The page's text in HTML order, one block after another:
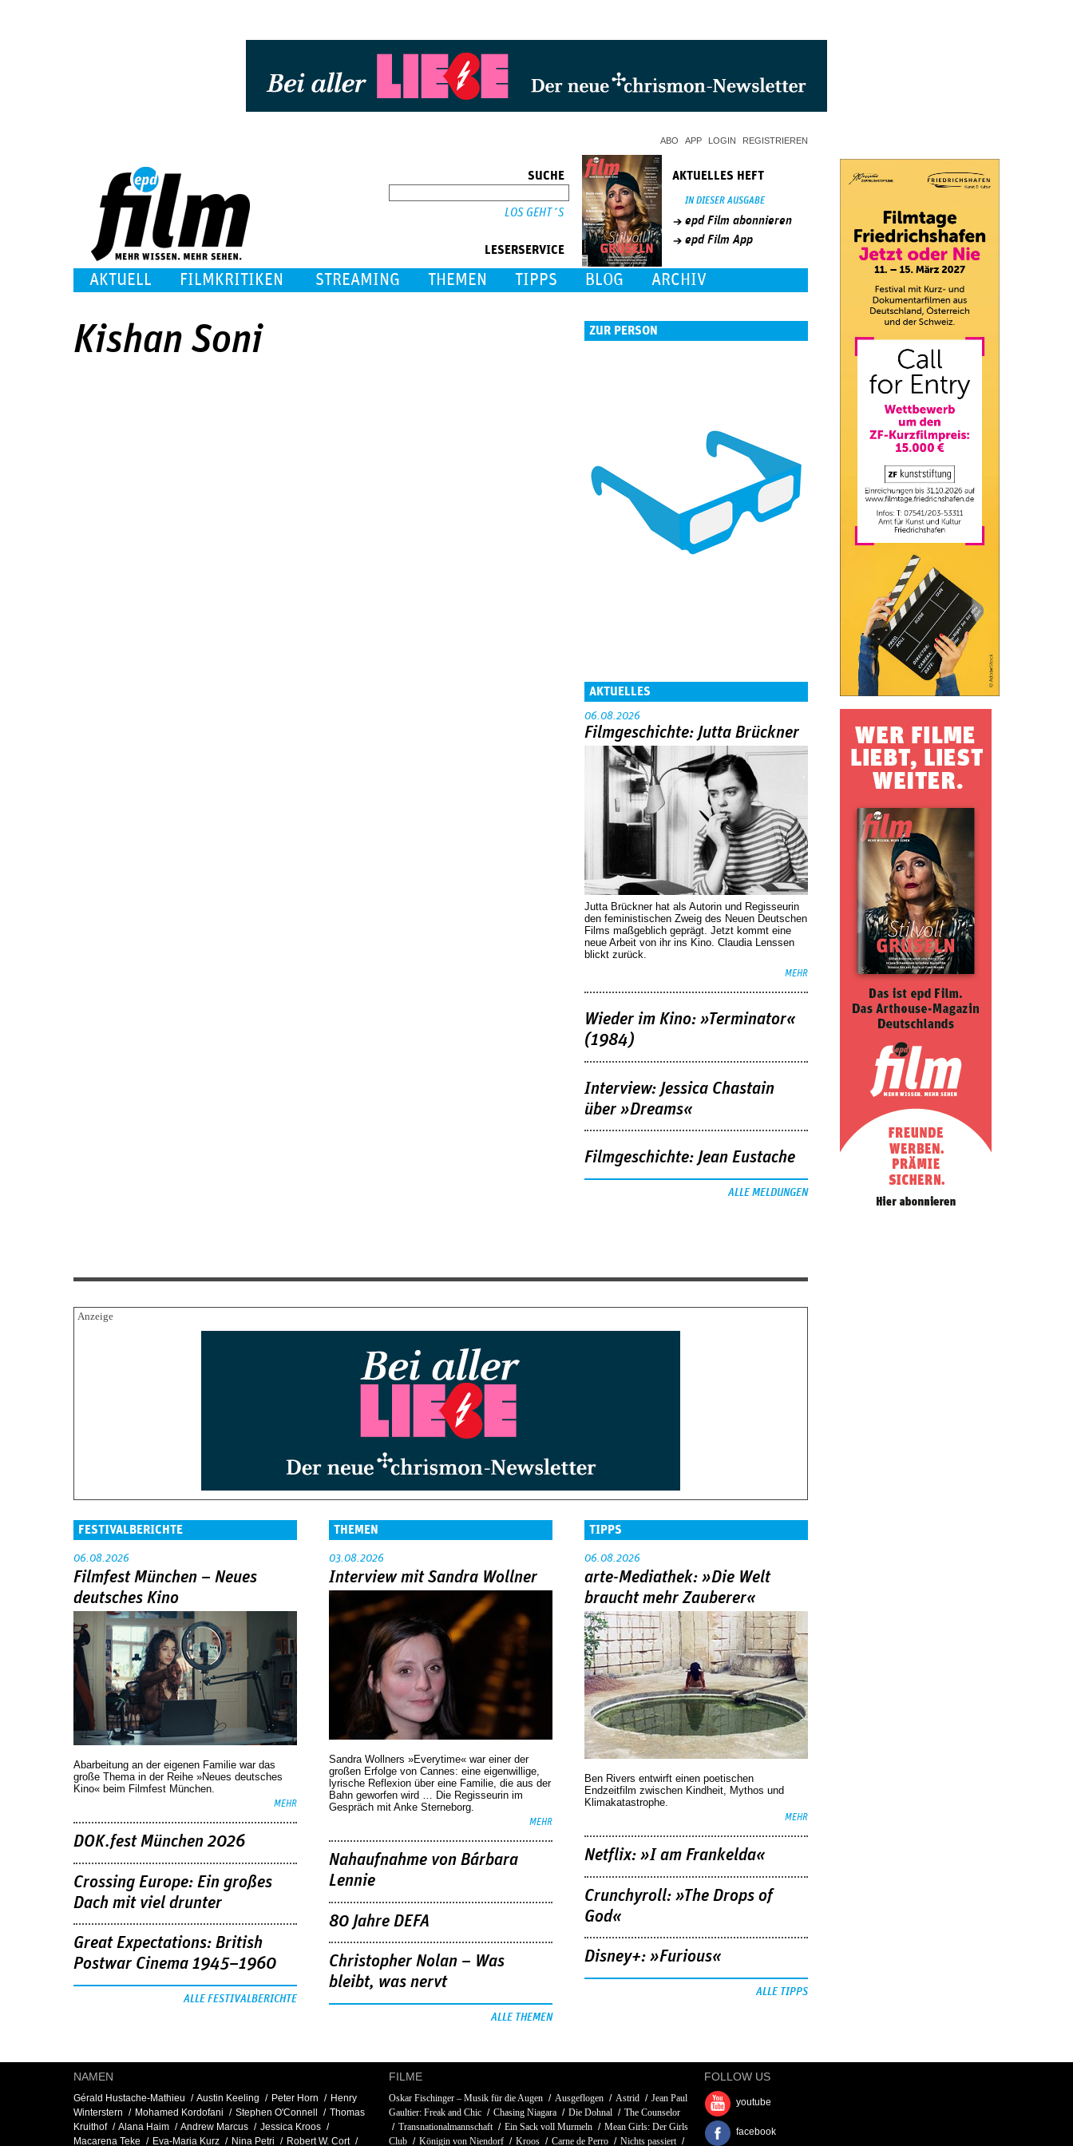
ABO APP LOGIN REGISTRIEREN
SUCHE
LESERSERVICE
AKTUELLES HEFT
IN DIESER AUSGABE
epd Film abonnieren
epd Film App
AKTUELL FILMKRITIKEN STREAMING THEMEN TIPPS BLOG ARCHIV
Kishan Soni ZUR PERSON
AKTUELLES
06.08.2026
Filmgeschichte: Jutta Brückner
Jutta Brückner hat als Autorin und Regisseurin
den feministischen Zweig des Neuen Deutschen
Films maßgeblich geprägt. Jetzt kommt eine
neue Arbeit von ihr ins Kino. Claudia Lenssen
blickt zurück.
MEHR
Wieder im Kino: »Terminator«
(1984)
Interview: Jessica Chastain
über »Dreams«
Filmgeschichte: Jean Eustache
ALLE MELDUNGEN
FESTIVALBERICHTE
06.08.2026
Filmfest München – Neues
deutsches Kino
Abarbeitung an der eigenen Familie war das
große Thema in der Reihe »Neues deutsches
Kino« beim Filmfest München.
MEHR
DOK.fest München 2026
Crossing Europe: Ein großes
Dach mit viel drunter
Great Expectations: British
Postwar Cinema 1945–1960
ALLE FESTIVALBERICHTE
THEMEN
03.08.2026
Interview mit Sandra Wollner
Sandra Wollners »Everytime« war einer der
großen Erfolge von Cannes: eine eigenwillige,
lyrische Reflexion über eine ­Familie, die aus der
Bahn geworfen wird … Die Regisseurin im
Gespräch mit Anke Sterneborg.
MEHR
Nahaufnahme von Bárbara
Lennie
80 Jahre DEFA
Christopher Nolan – Was
bleibt, was nervt
ALLE THEMEN
TIPPS
06.08.2026
arte-Mediathek: »Die Welt
braucht mehr Zauberer«
Ben Rivers entwirft einen poetischen
Endzeitfilm zwischen Kindheit, Mythos und
Klimakatastrophe.
MEHR
Netflix: »I am Frankelda«
Crunchyroll: »The Drops of
God«
Disney+: »Furious«
ALLE TIPPS
NAMEN
Gérald Hustache-Mathieu Austin Keeling Peter Horn
Henry
Winterstern
Mohamed Kordofani Stephen O'Connell
Thomas
Kruithof
Alana Haim Andrew Marcus
Jessica Kroos
Macarena Teke
Eva-Maria Kurz Nina Petri Robert W. Cort
FILME
Oskar Fischinger – Musik für die Augen Ausgeflogen Astrid
Jean Paul
Gaultier: Freak and Chic
Chasing Niagara Die Dohnal
The Counselor
Transnationalmannschaft
Ein Sack voll Murmeln
Mean Girls: Der Girls
Club
Königin von Niendorf Kroos Carne de Perro Nichts passiert
FOLLOW US
youtube
facebook